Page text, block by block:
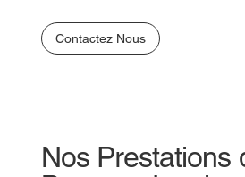
Contactez Nous
Nos Prestations